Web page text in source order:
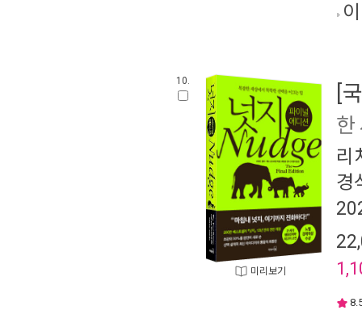
10.
미리보기
[
한
리
경